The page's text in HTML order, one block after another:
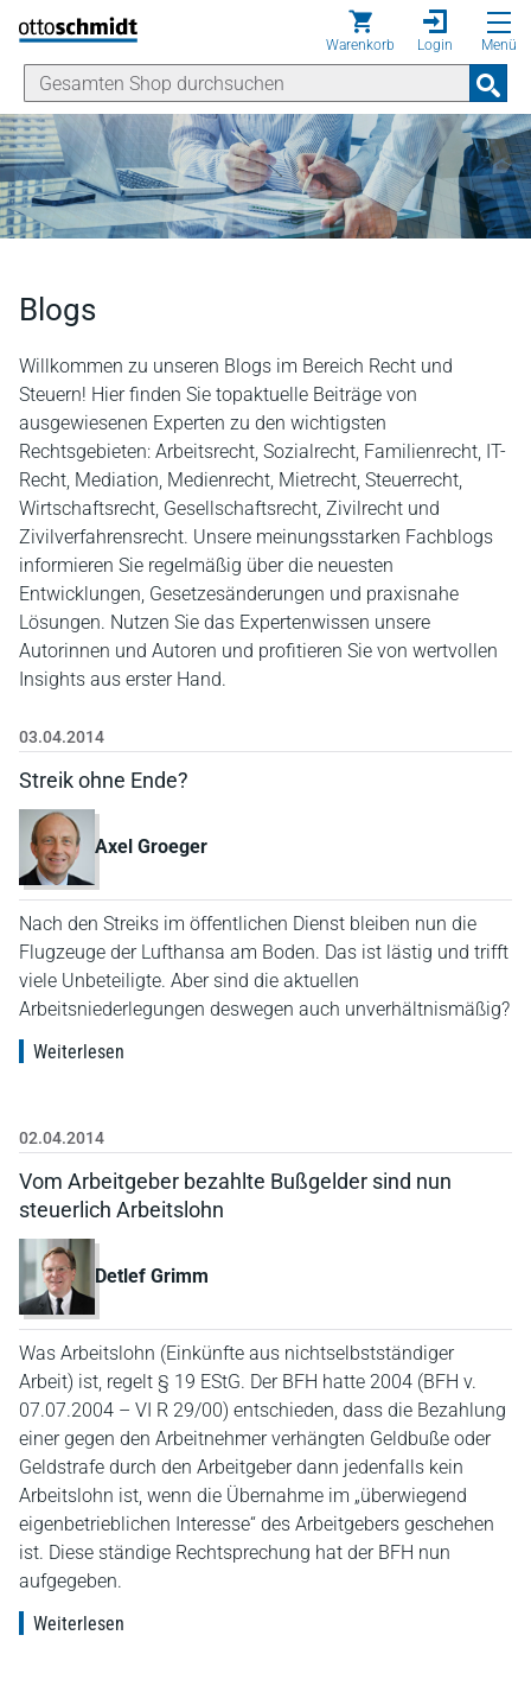
Direkt zum Inhalt
Warenkorb Login Menü
Blogs
Willkommen zu unseren Blogs im Bereich Recht und
Steuern! Hier finden Sie topaktuelle Beiträge von
ausgewiesenen Experten zu den wichtigsten
Rechtsgebieten: Arbeitsrecht, Sozialrecht, Familienrecht, IT-
Recht, Mediation, Medienrecht, Mietrecht, Steuerrecht,
Wirtschaftsrecht, Gesellschaftsrecht, Zivilrecht und
Zivilverfahrensrecht. Unsere meinungsstarken Fachblogs
informieren Sie regelmäßig über die neuesten
Entwicklungen, Gesetzesänderungen und praxisnahe
Lösungen. Nutzen Sie das Expertenwissen unsere
Autorinnen und Autoren und profitieren Sie von wertvollen
Insights aus erster Hand.
03.04.2014
Streik ohne Ende?
Axel Groeger
Nach den Streiks im öffentlichen Dienst bleiben nun die
Flugzeuge der Lufthansa am Boden. Das ist lästig und trifft
viele Unbeteiligte. Aber sind die aktuellen
Arbeitsniederlegungen deswegen auch unverhältnismäßig?
Weiterlesen
02.04.2014
Vom Arbeitgeber bezahlte Bußgelder sind nun
steuerlich Arbeitslohn
Detlef Grimm
Was Arbeitslohn (Einkünfte aus nichtselbstständiger
Arbeit) ist, regelt § 19 EStG. Der BFH hatte 2004 (BFH v.
07.07.2004 – VI R 29/00) entschieden, dass die Bezahlung
einer gegen den Arbeitnehmer verhängten Geldbuße oder
Geldstrafe durch den Arbeitgeber dann jedenfalls kein
Arbeitslohn ist, wenn die Übernahme im „überwiegend
eigenbetrieblichen Interesse“ des Arbeitgebers geschehen
ist. Diese ständige Rechtsprechung hat der BFH nun
aufgegeben.
Weiterlesen